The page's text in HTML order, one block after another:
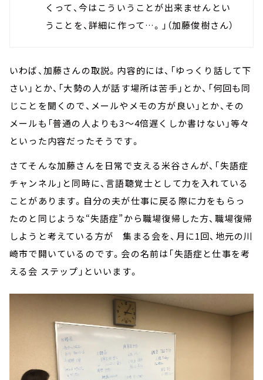
くって、今はこういうことが出来ませんとい
うことを、詳細に作って…。」（加藤俊樹さん）
いわば、加藤さんの取説。内容的には、「ゆっくり話して下
さい」とか、「大勢の人が話す場所は苦手」とか、「何回も同
じことを聞くので、メールやメモの方が良い」とか、その
メールも「普通の人よりも3～4倍遅くしか書けない」等々
といった内容だったそうです。
さてそんな加藤さんを日常で支える米谷さんが、「失語症
チャンネル」と同時に、言語聴覚士として力を入れている
ことがあります。自分の夫が仕事に戻る際に力をもらっ
たのと同じような“失語症”から職場復帰した方、職場復帰
しようと考えている方が 集まる会を、月に1回、地元の川
崎市で開いているのです。会の名前は「失語症と仕事を考
える会 ステップ」といいます。